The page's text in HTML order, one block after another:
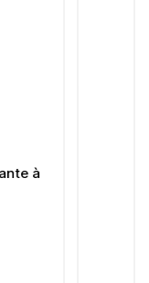
pour mobiliers